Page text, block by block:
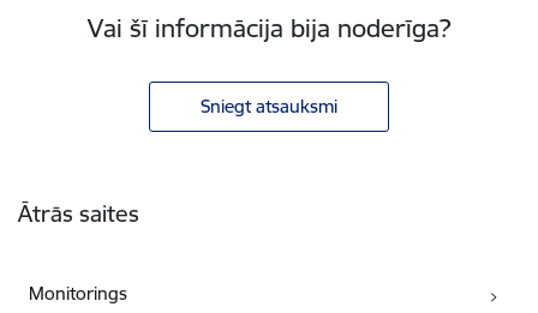
Vai šī informācija bija noderīga?
Sniegt atsauksmi
Ātrās saites
Monitorings